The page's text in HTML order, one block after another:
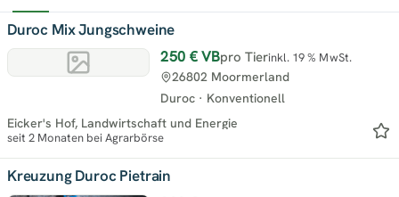
Duroc Mix Jungschweine
250 €VBpro Tierinkl. 19 % MwSt.
Duroc · Konventionell
26802 Moormerland
Eicker's Hof, Landwirtschaft und Energie
seit 2 Monaten bei Agrarbörse
Kreuzung Duroc Pietrain